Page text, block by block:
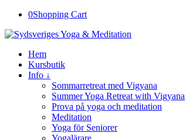
0Shopping Cart
Hem
Kursbutik
Info ↓
Sommarretreat med Vigyana
Summer Yoga Retreat with Vigyana
Prova på yoga och meditation
Meditation
Yoga för Seniorer
Yogalärare